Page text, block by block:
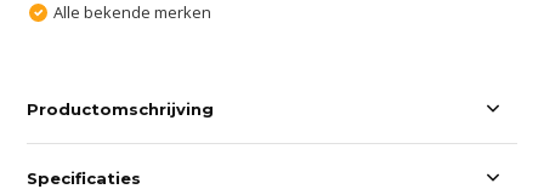
Alle bekende merken
Productomschrijving
Specificaties